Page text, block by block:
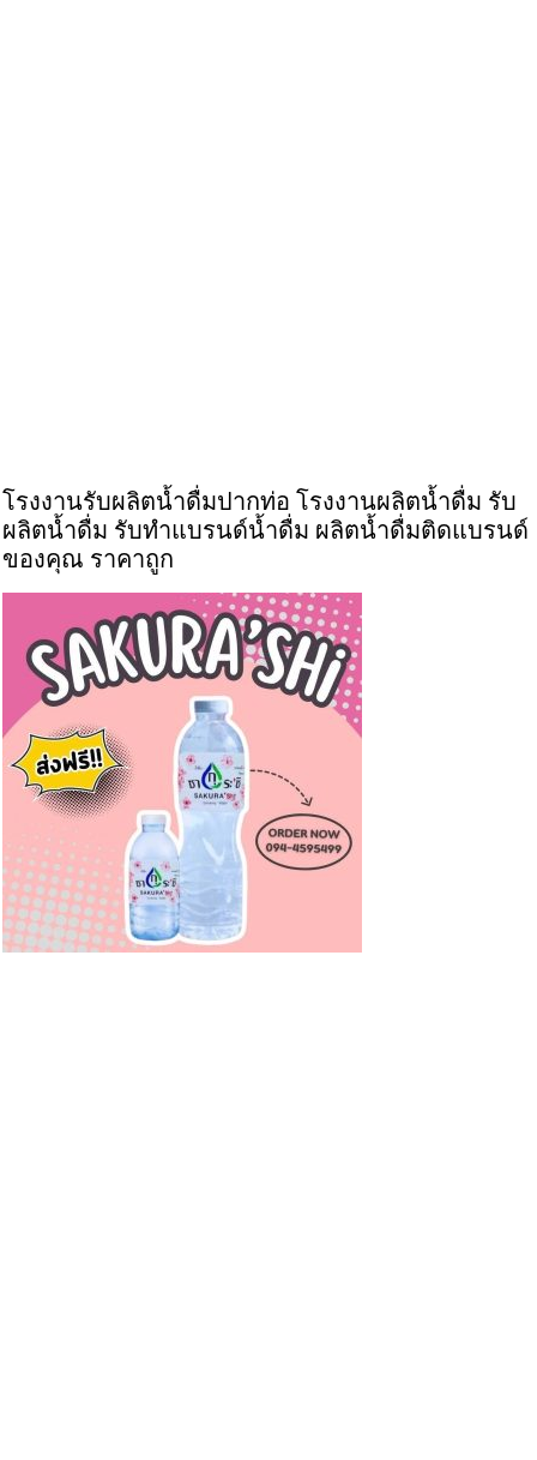
โรงงานรับผลิตน้ำดื่มปากท่อ โรงงานผลิตน้ำดื่ม รับ
ผลิตน้ำดื่ม รับทำแบรนด์น้ำดื่ม ผลิตน้ำดื่มติดแบรนด์
ของคุณ ราคาถูก